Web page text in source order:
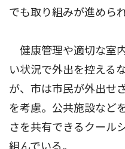
でも取り組みが進めら
健康管理や適切な室
い状況で外出を控える
が、市は市民が外出せ
を考慮。公共施設など
さを共有できるクール
組んでいる。